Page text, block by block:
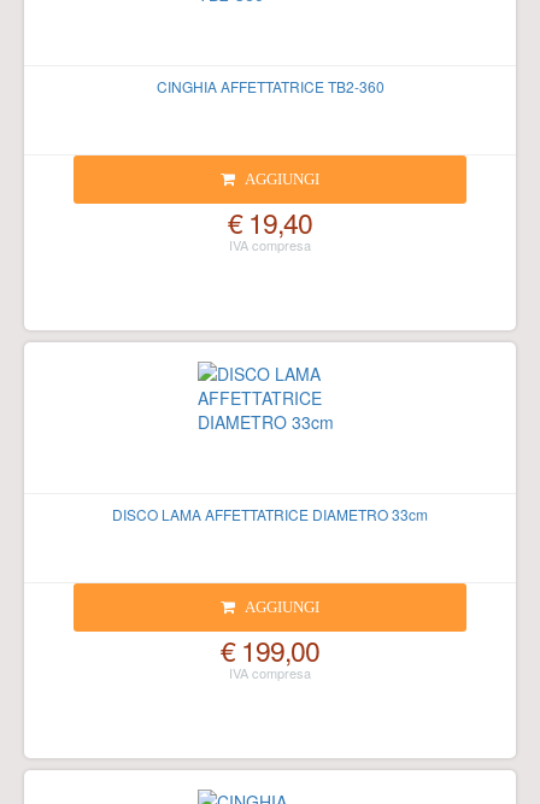
CINGHIA AFFETTATRICE TB2-360
AGGIUNGI
€ 19,40
DISCO LAMA AFFETTATRICE DIAMETRO 33cm
AGGIUNGI
€ 199,00